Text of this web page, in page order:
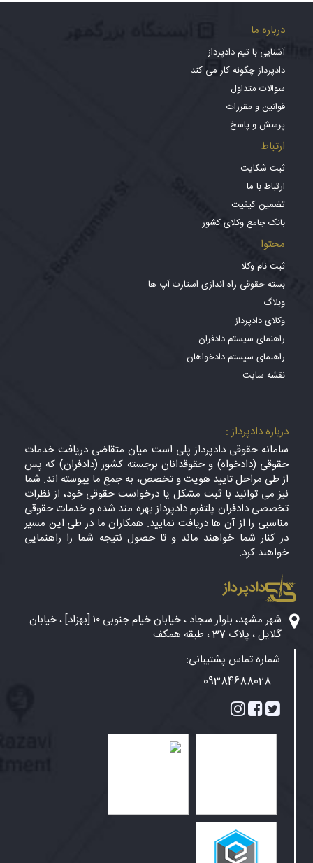
درباره ما
آشنایی با تیم دادپرداز
دادپرداز چگونه کار می کند
سوالات متداول
قوانین و مقررات
پرسش و پاسخ
ارتباط
ثبت شکایت
ارتباط با ما
تضمین کیفیت
بانک جامع وکلای کشور
محتوا
ثبت نام وکلا
بسته حقوقی راه اندازی استارت آپ ها
وبلاگ
وکلای دادپرداز
راهنمای سیستم دادفران
راهنمای سیستم دادخواهان
نقشه سایت
درباره دادپرداز :
سامانه حقوقی دادپرداز پلی است میان متقاضی دریافت خدمات
حقوقی (دادخواه) و حقوقدانان برجسته کشور (دادفران) که پس
از طی مراحل تایید هویت و تخصص، به جمع ما پیوسته اند. شما
نیز می توانید با ثبت مشکل یا درخواست حقوقی خود، از نظرات
تخصصی دادفران پلتفرم دادپرداز بهره مند شده و خدمات حقوقی
مناسبی را از آن ها دریافت نمایید. همکاران ما در طی این مسیر
در کنار شما خواهند ماند و تا حصول نتیجه شما را راهنمایی
خواهند کرد.
دادپرداز
شهر مشهد، بلوار سجاد ، خیابان خیام جنوبی ۱۰ [بهزاد] ، خیابان
گلایل ، پلاک 37 ، طبقه همکف
شماره تماس پشتیبانی:
09384688028